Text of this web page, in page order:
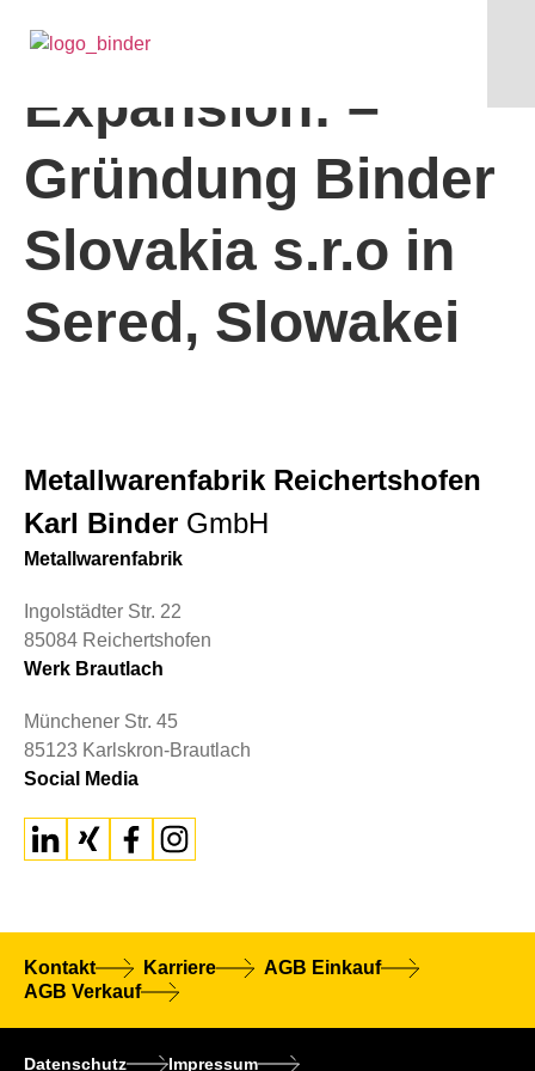
2007 –
Expansion: –
Gründung Binder
Slovakia s.r.o in
Sered, Slowakei
Metallwarenfabrik Reichertshofen
Karl Binder GmbH
Metallwarenfabrik
Ingolstädter Str. 22
85084 Reichertshofen
Werk Brautlach
Münchener Str. 45
85123 Karlskron-Brautlach
Social Media
Kontakt Karriere
AGB Einkauf
AGB Verkauf
Datenschutz Impressum